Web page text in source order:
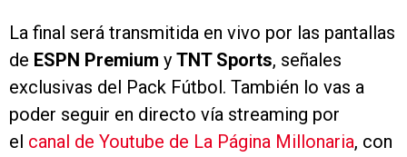
La final será transmitida en vivo por las pantallas
de ESPN Premium y TNT Sports, señales
exclusivas del Pack Fútbol. También lo vas a
poder seguir en directo vía streaming por
el canal de Youtube de La Página Millonaria, con